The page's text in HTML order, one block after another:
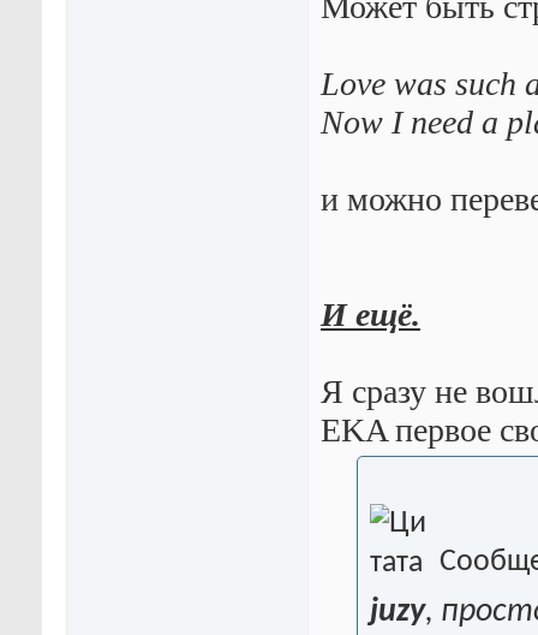
Love was such
Now I need a
и можно
И ещё.
Я сразу не
EKA первое
juzy,